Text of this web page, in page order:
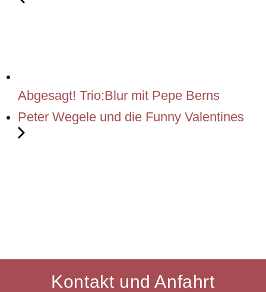
Abgesagt! Trio:Blur mit Pepe Berns
Peter Wegele und die Funny Valentines
Kontakt und Anfahrt